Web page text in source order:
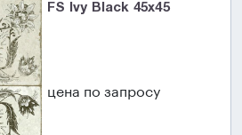
FS Ivy Black 45х45
цена по запросу